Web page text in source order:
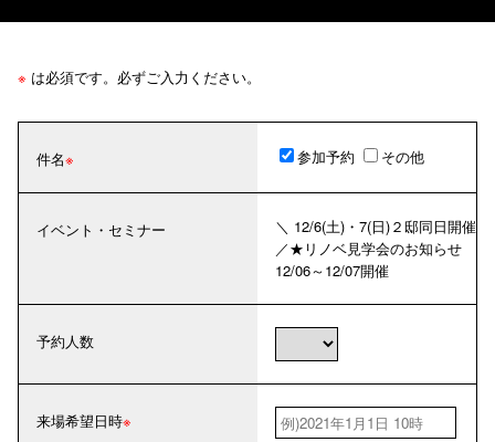
※ は必須です。必ずご入力ください。
件名 参加予約 その他
イベント・セミナー
＼ 12/6(土)・7(日)２邸同日開催
／★リノベ見学会のお知らせ
12/06～12/07開催
予約人数
来場希望日時